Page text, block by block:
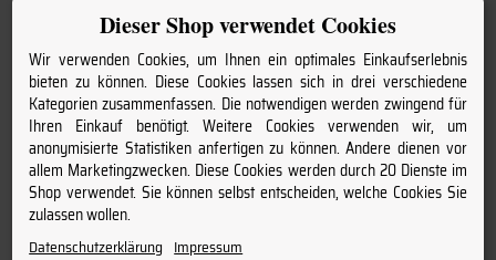
Charakter:
ausdrucksstark & fein
Produktart:
Wein
Jahrgang:
2020
Dieser Shop verwendet Cookies
Wir verwenden Cookies, um Ihnen ein optimales Einkaufserlebnis
bieten zu können. Diese Cookies lassen sich in drei verschiedene
Kategorien zusammenfassen. Die notwendigen werden zwingend für
Ihren Einkauf benötigt. Weitere Cookies verwenden wir, um
anonymisierte Statistiken anfertigen zu können. Andere dienen vor
allem Marketingzwecken. Diese Cookies werden durch 20 Dienste im
Shop verwendet. Sie können selbst entscheiden, welche Cookies Sie
zulassen wollen.
Datenschutzerklärung Impressum